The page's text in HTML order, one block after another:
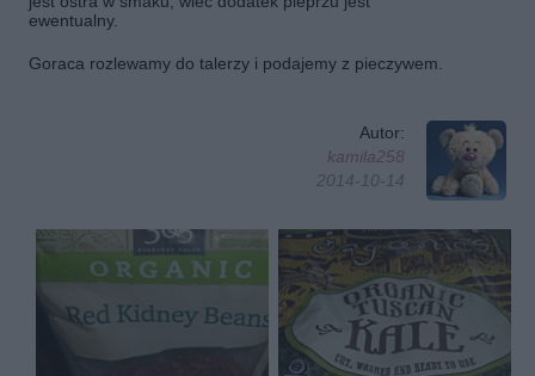
ewentualny.
Goraca rozlewamy do talerzy i podajemy z pieczywem.
Autor:
kamila258
2014-10-14